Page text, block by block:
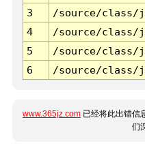
3 /source/class/
4
/source/class/
5
/source/class/
6
/source/class/
www.365jz.com 已经将此出错信
们